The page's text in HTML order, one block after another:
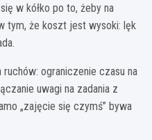
w kółko po to, żeby na
tym, że koszt jest wysoki: lęk
ograniczenie czasu na
uwagi na zadania z
„zajęcie się czymś” bywa